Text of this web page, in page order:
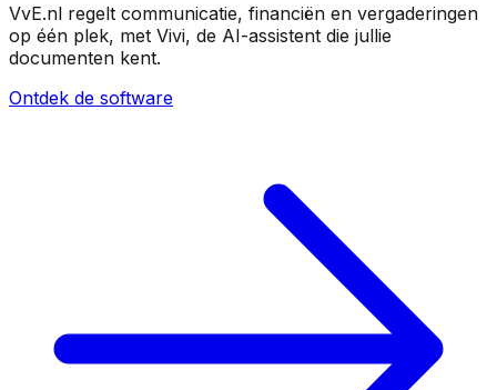
VvE.nl regelt communicatie, financiën en vergaderingen
op één plek, met Vivi, de AI-assistent die jullie
documenten kent.
Ontdek de software